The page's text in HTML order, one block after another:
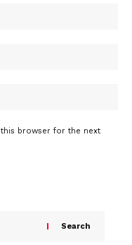
browser for the next
Search